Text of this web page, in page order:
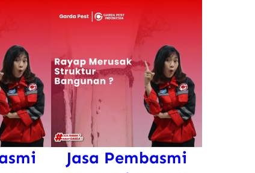
Jasa Pembasmi